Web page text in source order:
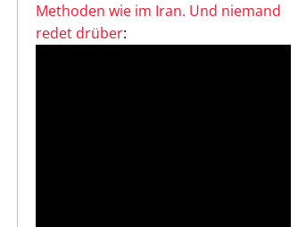
Methoden wie im Iran. Und niemand
redet drüber: